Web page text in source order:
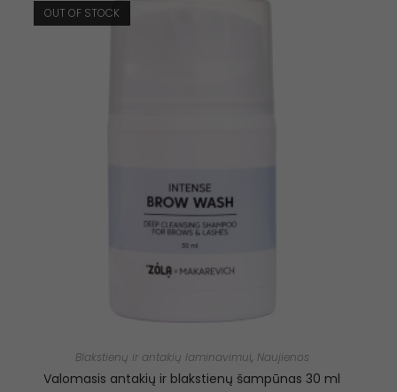
OUT OF STOCK
Blakstienų ir antakių laminavimui, Naujienos
Valomasis antakių ir blakstienų šampūnas 30 ml